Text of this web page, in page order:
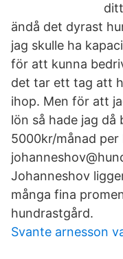
ändå det dyrast
jag skulle ha
för att kunna
det tar ett tag att
ihop. Men för att
lön så hade jag
5000kr/månad per
Johanneshov
många fina
hundrastgård.
Svante arnesson